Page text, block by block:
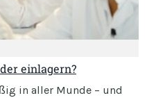
einlagern?
in aller Munde – und